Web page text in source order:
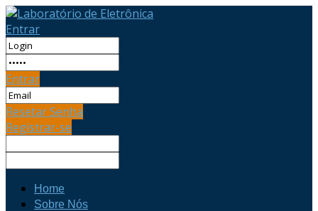
Entrar
Entrar
Resetar Senha
Registrar-se
Home
Sobre Nós